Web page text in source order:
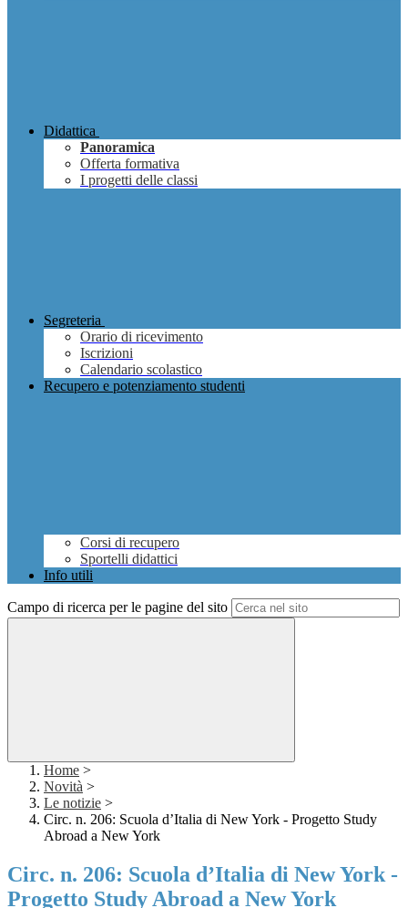
Didattica
Panoramica
Offerta formativa
I progetti delle classi
Segreteria
Orario di ricevimento
Iscrizioni
Calendario scolastico
Recupero e potenziamento studenti
Corsi di recupero
Sportelli didattici
Info utili
Campo di ricerca per le pagine del sito
Home >
Novità >
Le notizie >
Circ. n. 206: Scuola d’Italia di New York - Progetto Study
Abroad a New York
Circ. n. 206: Scuola d’Italia di New York -
Progetto Study Abroad a New York